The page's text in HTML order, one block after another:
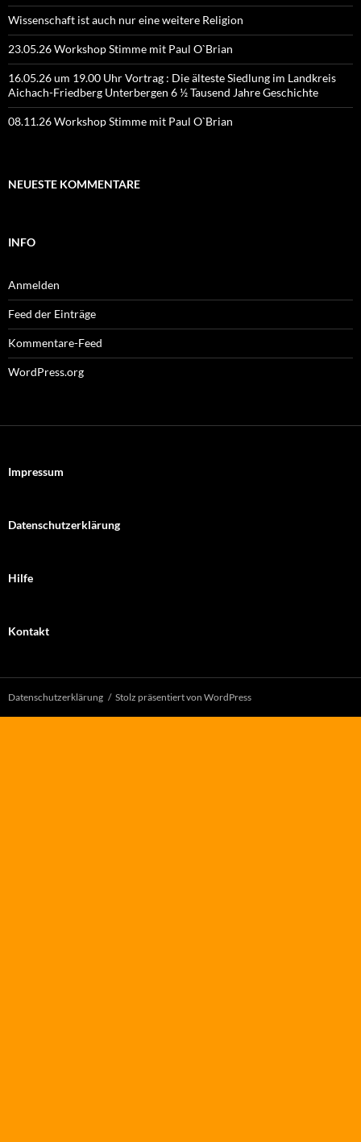
Wissenschaft ist auch nur eine weitere Religion
23.05.26 Workshop Stimme mit Paul O`Brian
16.05.26 um 19.00 Uhr Vortrag : Die älteste Siedlung im Landkreis
Aichach-Friedberg Unterbergen 6 ½ Tausend Jahre Geschichte
08.11.26 Workshop Stimme mit Paul O`Brian
NEUESTE KOMMENTARE
INFO
Anmelden
Feed der Einträge
Kommentare-Feed
WordPress.org
Impressum
Datenschutzerklärung
Hilfe
Kontakt
Datenschutzerklärung Stolz präsentiert von WordPress